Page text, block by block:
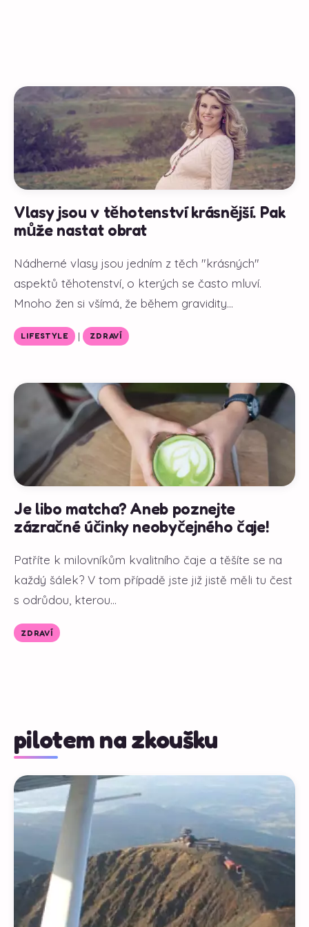
Vlasy jsou v těhotenství krásnější. Pak
může nastat obrat
Nádherné vlasy jsou jedním z těch "krásných"
aspektů těhotenství, o kterých se často mluví.
Mnoho žen si všímá, že během gravidity...
LIFESTYLE | ZDRAVÍ
Je libo matcha? Aneb poznejte
zázračné účinky neobyčejného čaje!
Patříte k milovníkům kvalitního čaje a těšíte se na
každý šálek? V tom případě jste již jistě měli tu čest
s odrůdou, kterou...
ZDRAVÍ
pilotem na zkoušku